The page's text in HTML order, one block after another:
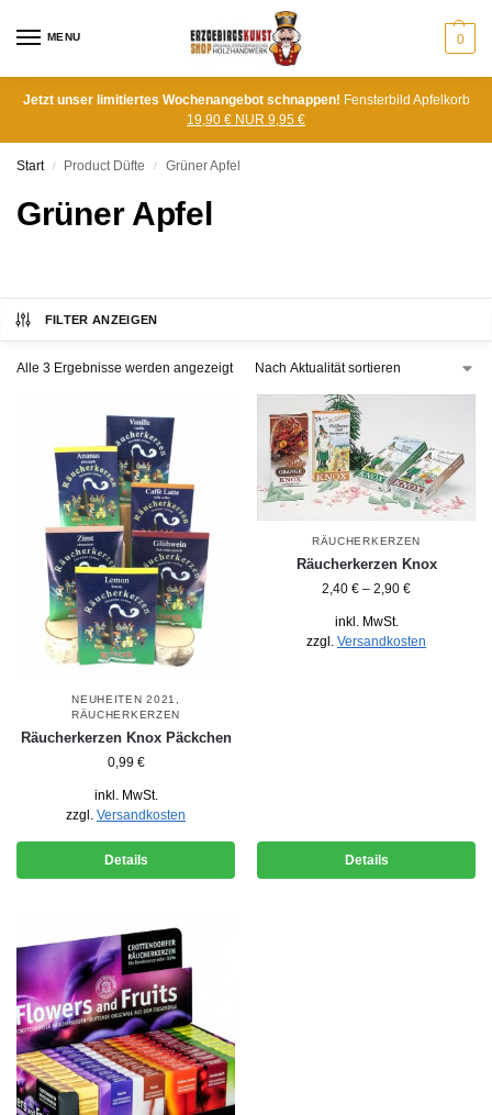
MENU 0
Jetzt unser limitiertes Wochenangebot schnappen! Fensterbild Apfelkorb
19,90 € NUR 9,95 €
Start / Product Düfte / Grüner Apfel
Grüner Apfel
FILTER ANZEIGEN
Alle 3 Ergebnisse werden angezeigt
NEUHEITEN 2021
RÄUCHERKERZEN
Räucherkerzen Knox Päckchen
0,99 €
inkl. MwSt.
zzgl. Versandkosten
Details
RÄUCHERKERZEN
Räucherkerzen Knox
2,40 € – 2,90 €
inkl. MwSt.
zzgl. Versandkosten
Details